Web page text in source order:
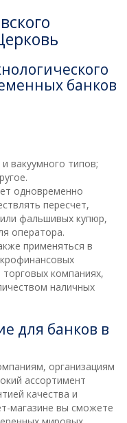
банков
вакуумного типов;
одновременно
пересчет,
фальшивых купюр,
оператора.
применяться в
торговых компаниях,
наличных
для банков в
организациям
ассортимент
качества и
магазине вы сможете